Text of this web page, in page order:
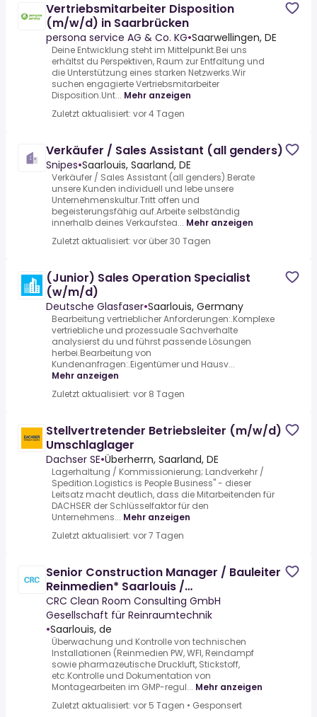
Vertriebsmitarbeiter Disposition
(m/w/d) in Saarbrücken
persona service AG & Co. KG•Saarwellingen, DE
Deine Entwicklung steht im Mittelpunkt.Bei uns
erhältst du Perspektiven, Raum zur Entfaltung und
die Unterstützung eines starken Netzwerks.Wir
suchen engagierte Vertriebsmitarbeiter
Disposition.Unt... Mehr anzeigen
Zuletzt aktualisiert: vor 4 Tagen
Verkäufer / Sales Assistant (all genders)
Snipes•Saarlouis, Saarland, DE
Verkäufer / Sales Assistant (all genders).Berate
unsere Kunden individuell und lebe unsere
Unternehmenskultur.Tritt offen und
begeisterungsfähig auf.Arbeite selbständig
innerhalb deines Verkaufstea... Mehr anzeigen
Zuletzt aktualisiert: vor über 30 Tagen
(Junior) Sales Operation Specialist
(w/m/d)
Deutsche Glasfaser•Saarlouis, Germany
Bearbeitung vertrieblicher Anforderungen:.Komplexe
vertriebliche und prozessuale Sachverhalte
analysierst du und führst passende Lösungen
herbei.Bearbeitung von
Kundenanfragen:.Eigentümer und Hausv...
Mehr anzeigen
Zuletzt aktualisiert: vor 8 Tagen
Stellvertretender Betriebsleiter (m/w/d)
Umschlaglager
Dachser SE•Überherrn, Saarland, DE
Lagerhaltung / Kommissionierung; Landverkehr /
Spedition.Logistics is People Business" - dieser
Leitsatz macht deutlich, dass die Mitarbeitenden für
DACHSER der Schlüsselfaktor für den
Unternehmens... Mehr anzeigen
Zuletzt aktualisiert: vor 7 Tagen
Senior Construction Manager / Bauleiter
Reinmedien* Saarlouis /
Deutschlandweit
CRC Clean Room Consulting GmbH
Gesellschaft für Reinraumtechnik
•Saarlouis, de
Überwachung und Kontrolle von technischen
Installationen (Reinmedien PW, WFI, Reindampf
sowie pharmazeutische Druckluft, Stickstoff,
etc.Kontrolle und Dokumentation von
Montagearbeiten im GMP-regul... Mehr anzeigen
Zuletzt aktualisiert: vor 5 Tagen • Gesponsert